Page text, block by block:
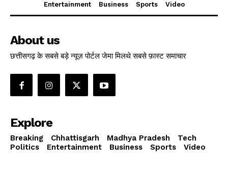
Entertainment
Business Sports Video
About us
छत्तीसगढ़ के सबसे बड़े न्यूज़ पोर्टल जेमा मिलथे सबसे फ़ास्ट समाचार
Explore
Breaking Chhattisgarh Madhya Pradesh
Tech
Politics
Entertainment Business Sports Video